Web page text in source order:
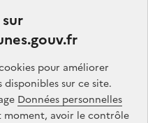
et de vous aider à
l’étranger, que ce soit,
pour améliorer
sur ce site.
Données personnelles
moment, avoir le contrôle